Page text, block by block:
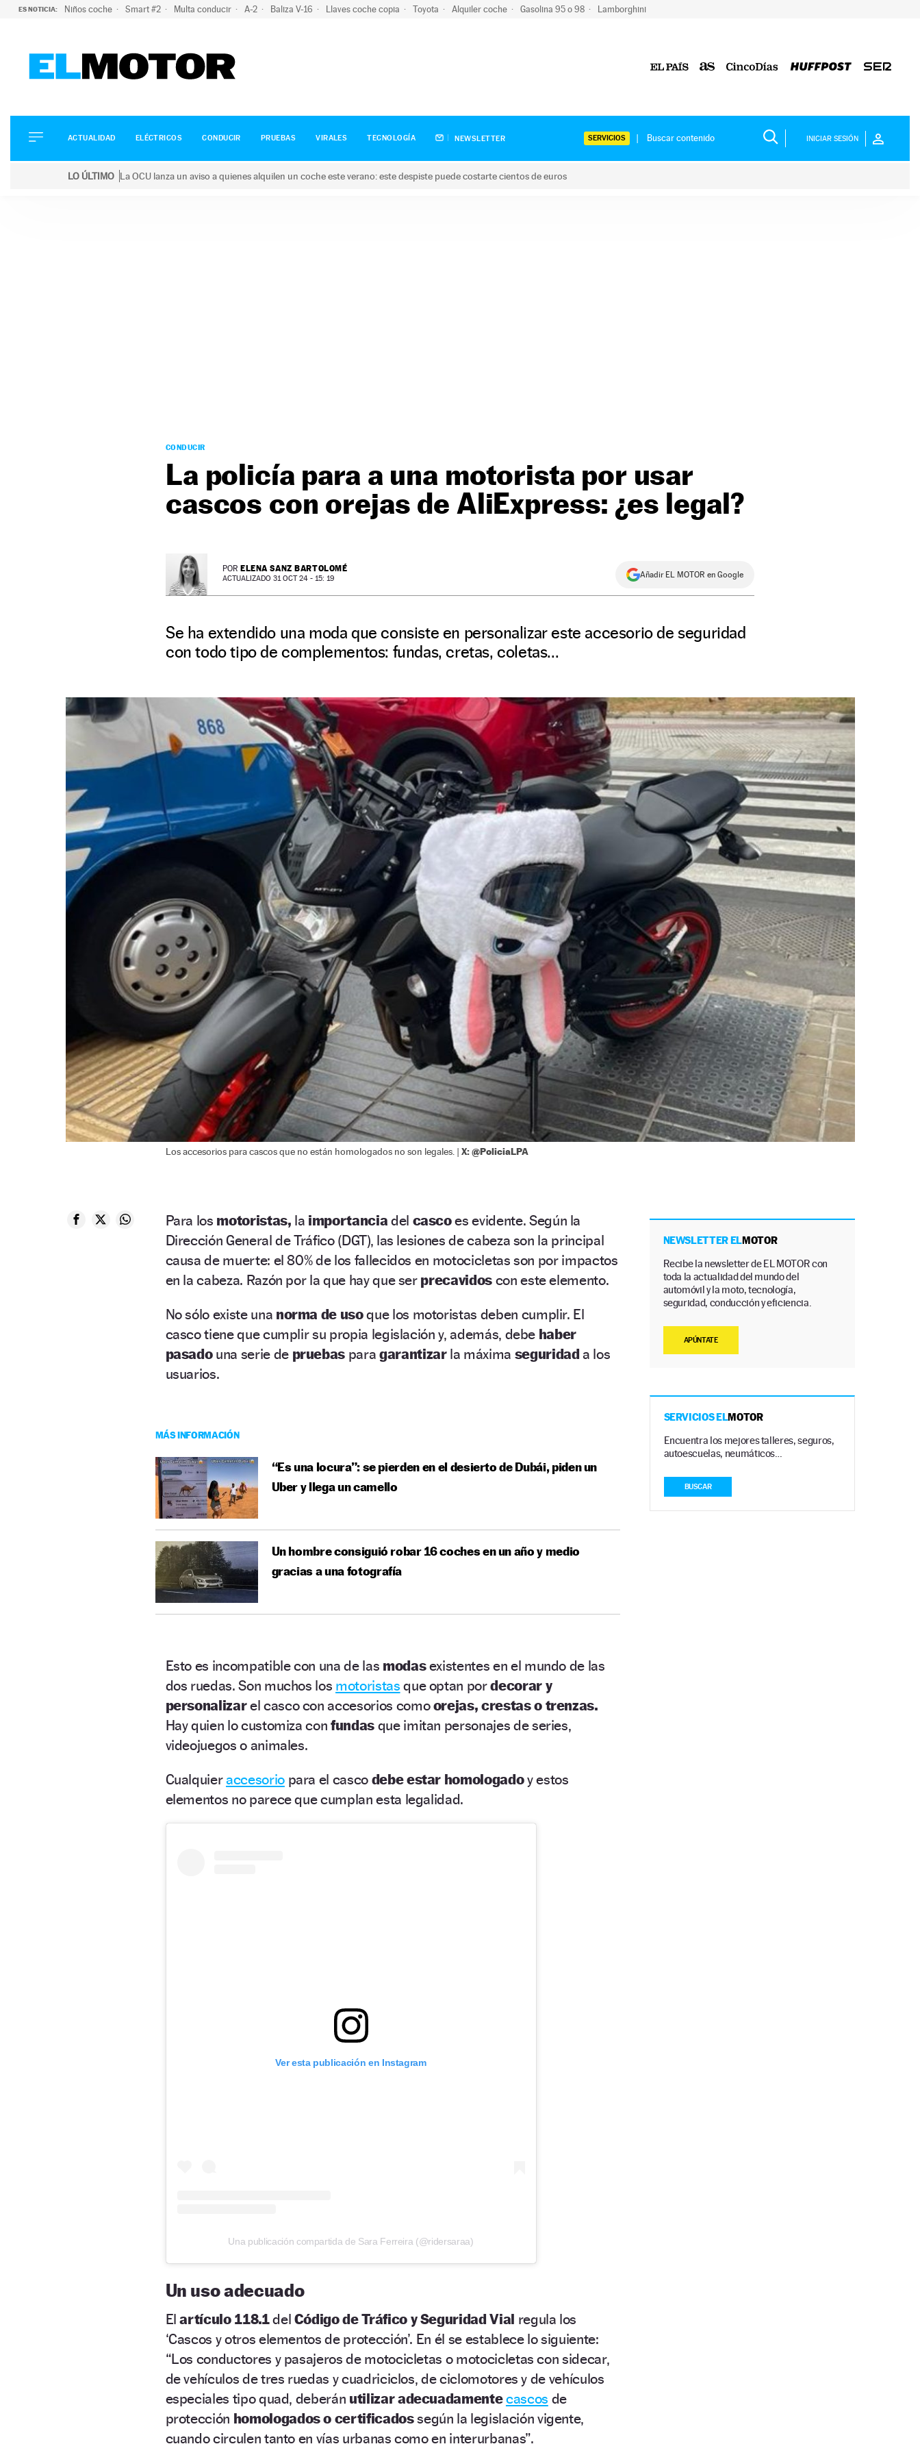
ES NOTICIA: Niños coche Smart #2 Multa conducir A-2 Baliza V-16 Llaves coche copia Toyota Alquiler coche Gasolina 95 o 98 Lamborghini
ELÉCTRICOS
CONDUCIR
ACTUALIDAD ELÉCTRICOS CONDUCIR PRUEBAS VIRALES TECNOLOGÍA NEWSLETTER SERVICIOS INICIAR SESIÓN
LO ÚLTIMO La OCU lanza un aviso a quienes alquilen un coche este verano: este despiste puede costarte cientos de euros
CONDUCIR
La policía para a una motorista por usar
cascos con orejas de AliExpress: ¿es legal?
POR ELENA SANZ BARTOLOMÉ
ACTUALIZADO 31 OCT 24 - 15: 19 Añadir EL MOTOR en Google
Se ha extendido una moda que consiste en personalizar este accesorio de seguridad
con todo tipo de complementos: fundas, cretas, coletas...
Los accesorios para cascos que no están homologados no son legales. | X: @PoliciaLPA
Para los motoristas, la importancia del cascoes evidente. Según la
Dirección General de Tráfico (DGT), las lesiones de cabeza son la principal
causa de muerte: el 80% de los fallecidos en motocicletas son por impactos
en la cabeza. Razón por la que hay que ser precavidos con este elemento.
No sólo existe una norma de usoque los motoristas deben cumplir. El
casco tiene que cumplir su propia legislación y, además, debe haber
pasadouna serie de pruebas para garantizar la máxima seguridada los
usuarios.
MÁS INFORMACIÓN
“Es una locura”: se pierden en el desierto de Dubái, piden un
Uber y llega un camello
Un hombre consiguió robar 16 coches en un año y medio
gracias a una fotografía
Esto es incompatible con una de las modasexistentes en el mundo de las
dos ruedas. Son muchos los motoristas que optan pordecorar y
personalizarel casco con accesorios comoorejas, crestas o trenzas.
Hay quien lo customiza confundas que imitan personajes de series,
videojuegos o animales.
Cualquieraccesoriopara el casco debe estar homologadoy estos
elementos no parece que cumplan esta legalidad.
Ver esta publicación en Instagram
Una publicación compartida de Sara Ferreira (@ridersaraa)
Un uso adecuado
Elartículo 118.1del Código de Tráfico y Seguridad Vial regula los
‘Cascos y otros elementos de protección’. En él se establece lo siguiente:
“Los conductores y pasajeros de motocicletas o motocicletas con sidecar,
de vehículos de tres ruedas y cuadriciclos, de ciclomotores y de vehículos
especiales tipo quad, deberán utilizar adecuadamentecascos de
protección homologados o certificadossegún la legislación vigente,
cuando circulen tanto en vías urbanas como en interurbanas”.
NEWSLETTER ELMOTOR
Recibe la newsletter de EL MOTOR con
toda la actualidad del mundo del
automóvil y la moto, tecnología,
seguridad, conducción y eficiencia.
APÚNTATE
SERVICIOS ELMOTOR
Encuentra los mejores talleres, seguros,
autoescuelas, neumáticos…
BUSCAR